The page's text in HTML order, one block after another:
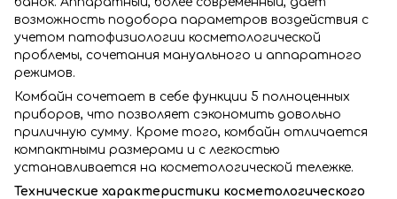
возможность подобора параметров воздействия с
учетом патофизиологии косметологической
проблемы, сочетания мануального и аппаратного
режимов.
Комбайн сочетает в себе функции 5 полноценных
приборов, что позволяет сэкономить довольно
приличную сумму. Кроме того, комбайн отличается
компактными размерами и с легкостью
устанавливается на косметологической тележке.
Технические характеристики косметологического